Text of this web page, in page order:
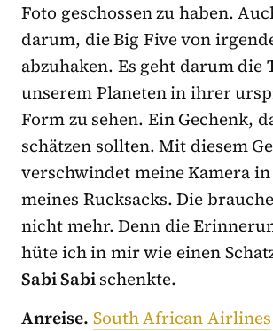
Foto geschossen zu haben.
darum, die Big Five von
abzuhaken. Es geht darum die
unserem Planeten in ihrer
Form zu sehen. Ein Gechenk,
schätzen sollten. Mit diesem
verschwindet meine Kamera
meines Rucksacks. Die
nicht mehr. Denn die
hüte ich in mir wie einen
Sabi Sabischenkte.
Anreise. South African Airlines